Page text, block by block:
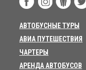
АВТОБУСНЫЕ ТУРЫ
АВИА ПУТЕШЕСТВИЯ
ЧАРТЕРЫ
АРЕНДА АВТОБУСОВ